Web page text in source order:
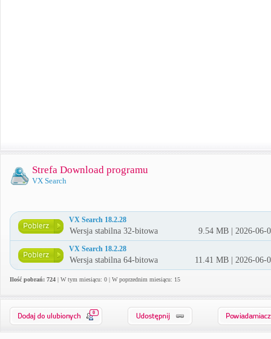
Strefa Download programu
VX Search
VX Search 18.2.28
Wersja stabilna 32-bitowa 9.54 MB | 2026-06-
VX Search 18.2.28
Wersja stabilna 64-bitowa 11.41 MB | 2026-06-
Ilość pobrań: 724 | W tym miesiącu: 0 | W poprzednim miesiącu: 15
0